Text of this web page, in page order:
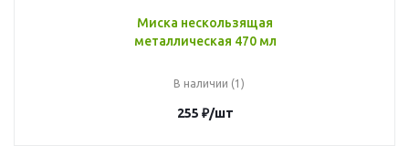
Миска нескользящая
металлическая 470 мл
В наличии (1)
255 ₽/шт